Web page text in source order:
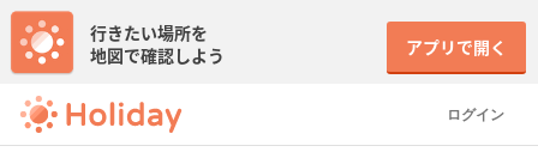
ログイン
行きたい場所を
地図で確認しよう
アプリで開く